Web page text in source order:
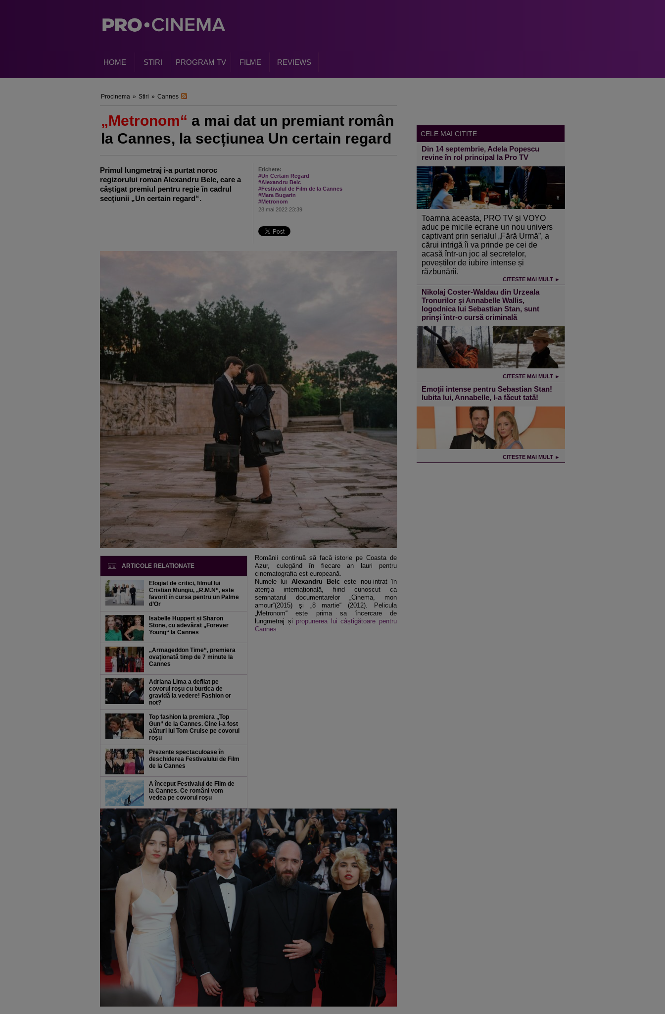
HOME STIRI PROGRAM TV FILME REVIEWS
Procinema » Stiri » Cannes
„Metronom“ a mai dat un premiant român
la Cannes, la secțiunea Un certain regard
Etichete:
#Un Certain Regard
#Alexandru Belc
#Festivalul de Film de la Cannes
#Mara Bugarin
#Metronom
28 mai 2022 23:39
Primul lungmetraj i-a purtat noroc
regizorului roman Alexandru Belc, care a
câștigat premiul pentru regie în cadrul
secţiunii „Un certain regard“.
ARTICOLE RELATIONATE
Elogiat de critici, filmul lui
Cristian Mungiu, „R.M.N“, este
favorit în cursa pentru un Palme
d’Or
Isabelle Huppert și Sharon
Stone, cu adevărat „Forever
Young“ la Cannes
„Armageddon Time“, premiera
ovaționată timp de 7 minute la
Cannes
Adriana Lima a defilat pe
covorul roșu cu burtica de
gravidă la vedere! Fashion or
not?
Top fashion la premiera „Top
Gun“ de la Cannes. Cine i-a fost
alături lui Tom Cruise pe covorul
roșu
Prezențe spectaculoase în
deschiderea Festivalului de Film
de la Cannes
A început Festivalul de Film de
la Cannes. Ce români vom
vedea pe covorul roșu
Românii continuă să facă istorie pe Coasta de
Azur, culegând în fiecare an lauri pentru
cinematografia est europeană.
Numele lui Alexandru Belc este nou-intrat în
atenția internațională, fiind cunoscut ca
semnatarul documentarelor „Cinema, mon
amour“(2015) şi „8 martie“ (2012). Pelicula
„Metronom“ este prima sa încercare de
lungmetraj și propunerea lui câștigătoare pentru
Cannes.
CELE MAI CITITE
Din 14 septembrie, Adela Popescu
revine în rol principal la Pro TV
Toamna aceasta, PRO TV și VOYO
aduc pe micile ecrane un nou univers
captivant prin serialul „Fără Urmă”, a
cărui intrigă îi va prinde pe cei de
acasă într-un joc al secretelor,
poveștilor de iubire intense și
răzbunării.
CITESTE MAI MULT ►
Nikolaj Coster-Waldau din Urzeala
Tronurilor și Annabelle Wallis,
logodnica lui Sebastian Stan, sunt
prinși într-o cursă criminală
CITESTE MAI MULT ►
Emoții intense pentru Sebastian Stan!
Iubita lui, Annabelle, l-a făcut tată!
CITESTE MAI MULT ►